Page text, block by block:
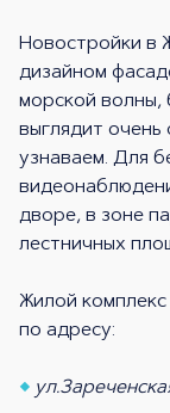
Новостройки в
дизайном
морской волны,
выглядит очень
узнаваем. Для
дворе, в зоне
лестничных
Жилой
по адресу: